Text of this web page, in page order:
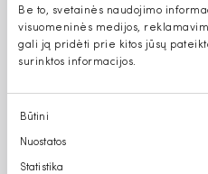
Be to, svetainės naudojimo
visuomeninės medijos,
gali ją pridėti prie kitos jūsų
surinktos informacijos.
Sutikimo
pasirinkimas
Būtini
Nuostatos
Statistika